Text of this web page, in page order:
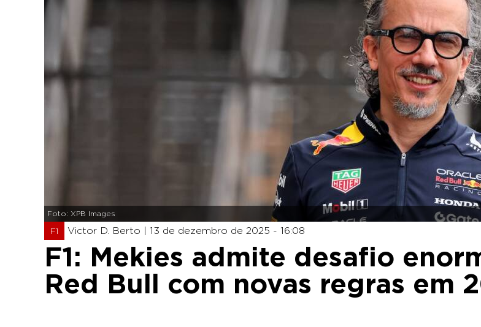
Foto: XPB Images
F1 Victor D. Berto | 13 de dezembro de 2025 - 16:08
F1: Mekies admite desafio
Red Bull com novas regras em